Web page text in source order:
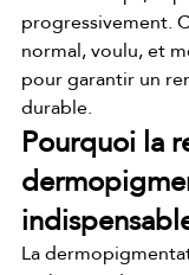
progressivement.
normal, voulu, et
pour garantir un
durable.
Pourquoi la
La